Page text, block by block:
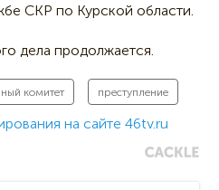
СКР по Курской области.
дела продолжается.
комитет преступление
на сайте 46tv.ru